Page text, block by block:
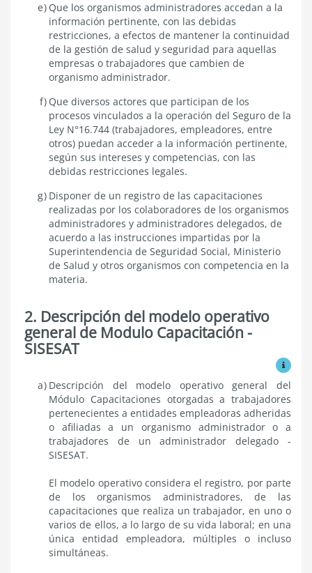
Que los organismos administradores accedan a la
información pertinente, con las debidas
restricciones, a efectos de mantener la continuidad
de la gestión de salud y seguridad para aquellas
empresas o trabajadores que cambien de
organismo administrador.
Que diversos actores que participan de los
procesos vinculados a la operación del Seguro de la
Ley N°16.744 (trabajadores, empleadores, entre
otros) puedan acceder a la información pertinente,
según sus intereses y competencias, con las
debidas restricciones legales.
Disponer de un registro de las capacitaciones
realizadas por los colaboradores de los organismos
administradores y administradores delegados, de
acuerdo a las instrucciones impartidas por la
Superintendencia de Seguridad Social, Ministerio
de Salud y otros organismos con competencia en la
materia.
2. Descripción del modelo operativo
general de Modulo Capacitación -
SISESAT
Ver
Descripción
operativo
general
Módulo
SISESAT
Descripción del modelo operativo general del
Módulo Capacitaciones otorgadas a trabajadores
pertenecientes a entidades empleadoras adheridas
o afiliadas a un organismo administrador o a
trabajadores de un administrador delegado -
SISESAT.
El modelo operativo considera el registro, por parte
de los organismos administradores, de las
capacitaciones que realiza un trabajador, en uno o
varios de ellos, a lo largo de su vida laboral; en una
única entidad empleadora, múltiples o incluso
simultáneas.